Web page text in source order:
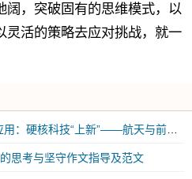
阔，突破固有的思维模式，以
灵活的策略去应对挑战，就一
思考与坚守作文指导及范文